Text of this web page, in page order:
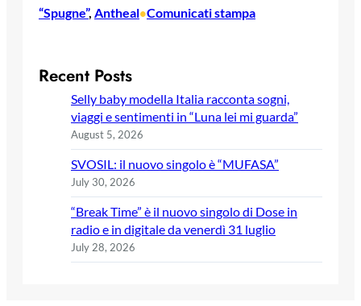
“Spugne”, Antheal•Comunicati stampa
Recent Posts
Selly baby modella Italia racconta sogni,
viaggi e sentimenti in “Luna lei mi guarda”
August 5, 2026
SVOSIL: il nuovo singolo è “MUFASA”
July 30, 2026
“Break Time” è il nuovo singolo di Dose in
radio e in digitale da venerdì 31 luglio
July 28, 2026